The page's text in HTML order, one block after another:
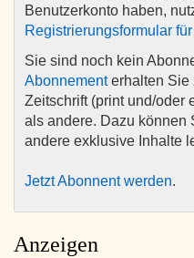
Benutzerkonto haben,
Registrierungsformular
Sie sind noch kein
Abonnementerhalten Sie
Zeitschrift (print und/oder
als andere. Dazu können
andere exklusive Inhalte
Jetzt Abonnent werden.
Anzeigen